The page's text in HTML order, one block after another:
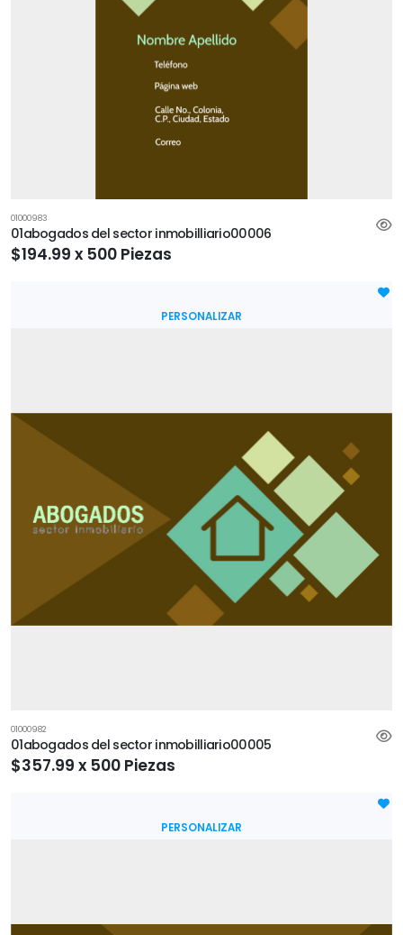
01000983
01abogados del sector inmobilliario00006
$194.99 x 500 Piezas
PERSONALIZAR
01000982
01abogados del sector inmobilliario00005
$357.99 x 500 Piezas
PERSONALIZAR